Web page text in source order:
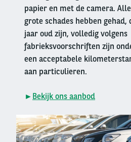
papier en met de camera.
grote schades hebben gehad,
jaar oud zijn, volledig volgens
fabrieksvoorschriften zijn
een acceptabele
aan particulieren.
► Bekijk ons aanbod
Right
column